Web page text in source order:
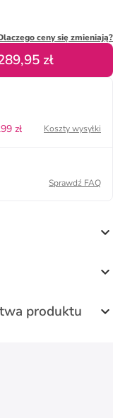
ceny się zmieniają?
zł
zł
Koszty wysyłki
Sprawdź FAQ
produktu